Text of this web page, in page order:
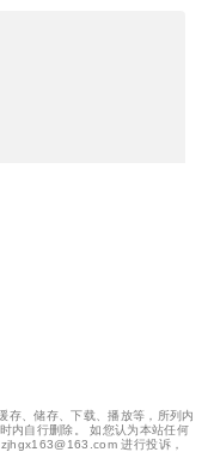
存、储存、下载、播放等，所列内
内自行删除。 如您认为本站任何
进行投诉，